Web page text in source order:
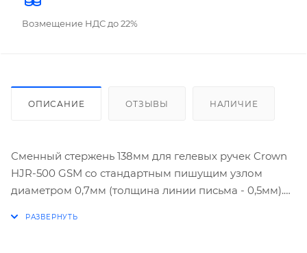
Возмещение НДС до 22%
ОПИСАНИЕ ОТЗЫВЫ НАЛИЧИЕ
Сменный стержень 138мм для гелевых ручек Crown
HJR-500 GSM со стандартным пишущим узлом
диаметром 0,7мм (толщина линии письма - 0,5мм).